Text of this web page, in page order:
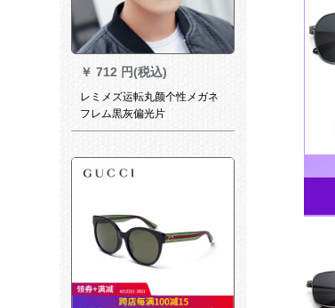
￥ 712 円(税込)
レミメズ运転丸颜个性メガネ
フレム黒灰偏光片